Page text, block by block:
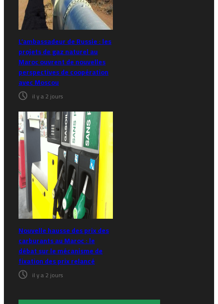
L’ambassadeur de Russie : les
projets de gaz naturel au
Maroc ouvrent de nouvelles
perspectives de coopération
avec Moscou
il y a 2 jours
Nouvelle hausse des prix des
carburants au Maroc : le
débat sur le mécanisme de
fixation des prix relancé
il y a 2 jours